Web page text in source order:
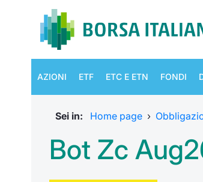
AZIONI ETF ETC E ETN FONDI
Sei in: Home page ›
Bot Zc